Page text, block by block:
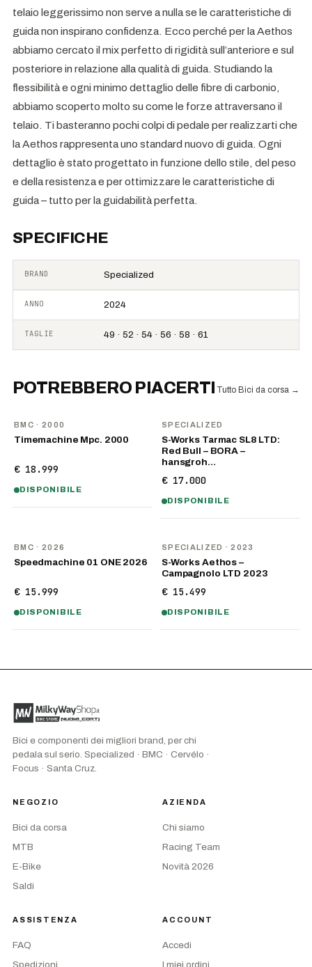
telaio leggerissimo non serve a nulla se le caratteristiche di
guida non inspirano confidenza. Ecco perché per la Aethos
abbiamo cercato il mix perfetto di rigidità sull’anteriore e sul
posteriore in relazione alla qualità di guida. Studiando la
flessibilità e ogni minimo dettaglio delle fibre di carbonio,
abbiamo scoperto molto su come le forze attraversano il
telaio. Ti basteranno pochi colpi di pedale per realizzarti che
la Aethos rappresenta uno standard nuovo di guida. Ogni
dettaglio è stato progettato in funzione dello stile, del peso
e della resistenza e per ottimizzare le caratteristiche di
guida – tutto per la guidabilità perfetta.
SPECIFICHE
BRAND Specialized
ANNO 2024
TAGLIE 49 · 52 · 54 · 56 · 58 · 61
POTREBBERO PIACERTI Tutto Bici da corsa →
BMC · 2000
Timemachine Mpc. 2000
€ 18.999
DISPONIBILE
SPECIALIZED
S-Works Tarmac SL8 LTD:
Red Bull – BORA –
hansgroh…
€ 17.000
DISPONIBILE
BMC · 2026
Speedmachine 01 ONE 2026
€ 15.999
DISPONIBILE
SPECIALIZED · 2023
S-Works Aethos –
Campagnolo LTD 2023
€ 15.499
DISPONIBILE
Bici e componenti dei migliori brand, per chi
pedala sul serio. Specialized · BMC · Cervélo ·
Focus · Santa Cruz.
NEGOZIO
Bici da corsa
MTB
E-Bike
Saldi
AZIENDA
Chi siamo
Racing Team
Novità 2026
ASSISTENZA
FAQ
Spedizioni
ACCOUNT
Accedi
I miei ordini